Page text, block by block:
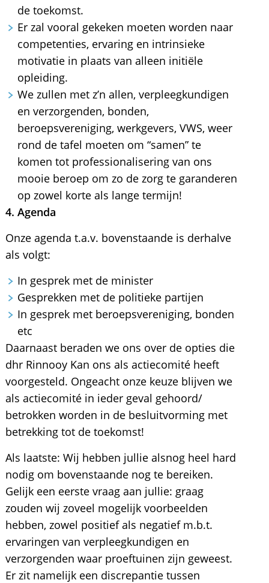
de toekomst.
Er zal vooral gekeken moeten worden naar
competenties, ervaring en intrinsieke
motivatie in plaats van alleen initiële
opleiding.
We zullen met z’n allen, verpleegkundigen
en verzorgenden, bonden,
beroepsvereniging, werkgevers, VWS, weer
rond de tafel moeten om “samen” te
komen tot professionalisering van ons
mooie beroep om zo de zorg te garanderen
op zowel korte als lange termijn!
4. Agenda
Onze agenda t.a.v. bovenstaande is derhalve
als volgt:
In gesprek met de minister
Gesprekken met de politieke partijen
In gesprek met beroepsvereniging, bonden
etc
Daarnaast beraden we ons over de opties die
dhr Rinnooy Kan ons als actiecomité heeft
voorgesteld. Ongeacht onze keuze blijven we
als actiecomité in ieder geval gehoord/
betrokken worden in de besluitvorming met
betrekking tot de toekomst!
Als laatste: Wij hebben jullie alsnog heel hard
nodig om bovenstaande nog te bereiken.
Gelijk een eerste vraag aan jullie: graag
zouden wij zoveel mogelijk voorbeelden
hebben, zowel positief als negatief m.b.t.
ervaringen van verpleegkundigen en
verzorgenden waar proeftuinen zijn geweest.
Er zit namelijk een discrepantie tussen